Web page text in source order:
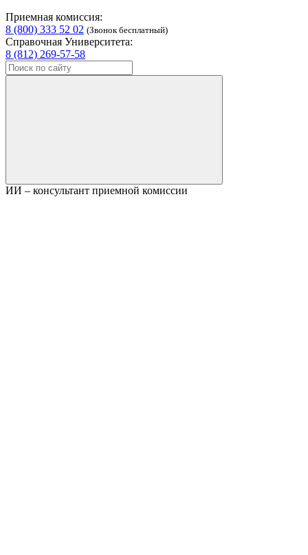
Приемная комиссия:
8 (800) 333 52 02 (Звонок бесплатный)
Справочная Университета:
8 (812) 269-57-58
ИИ – консультант приемной комиссии